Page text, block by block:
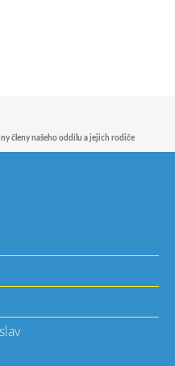
členy našeho oddílu a jejich rodiče